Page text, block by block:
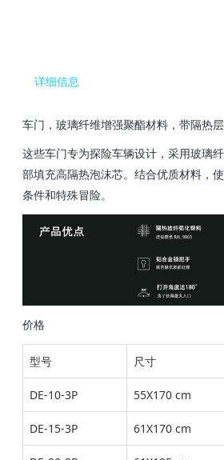
详细信息
车门，玻璃纤维增强聚酯材料，带隔热层
这些车门专为探险车辆设计，采用玻璃
部填充高隔热泡沫芯。结合优质材料，
条件和特殊冒险。
价格
型号 尺寸
DE-10-3P 55X170 cm
DE-15-3P 61X170 cm